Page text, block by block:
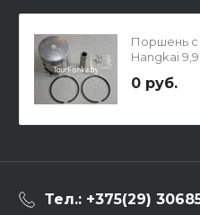
Поршень с
Hangkai 9,9
0 руб.
Тел.: +375(29)